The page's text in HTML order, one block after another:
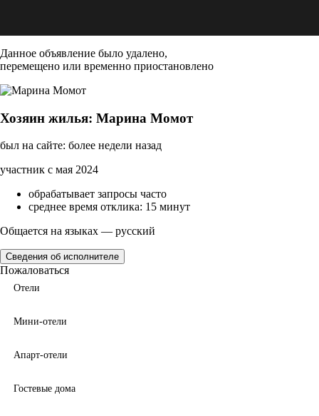
Данное объявление было удалено,
перемещено или временно приостановлено
Хозяин жилья: Марина Момот
был на сайте: более недели назад
участник с мая 2024
обрабатывает запросы часто
среднее время отклика: 15 минут
Общается на языках — русский
Сведения об исполнителе
Пожаловаться
Отели
Мини-отели
Апарт-отели
Гостевые дома